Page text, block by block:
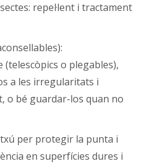
repel·lent i tractament
o plegables),
a les irregularitats i
o bé guardar-los quan no
per protegir la punta i
en superfícies dures i